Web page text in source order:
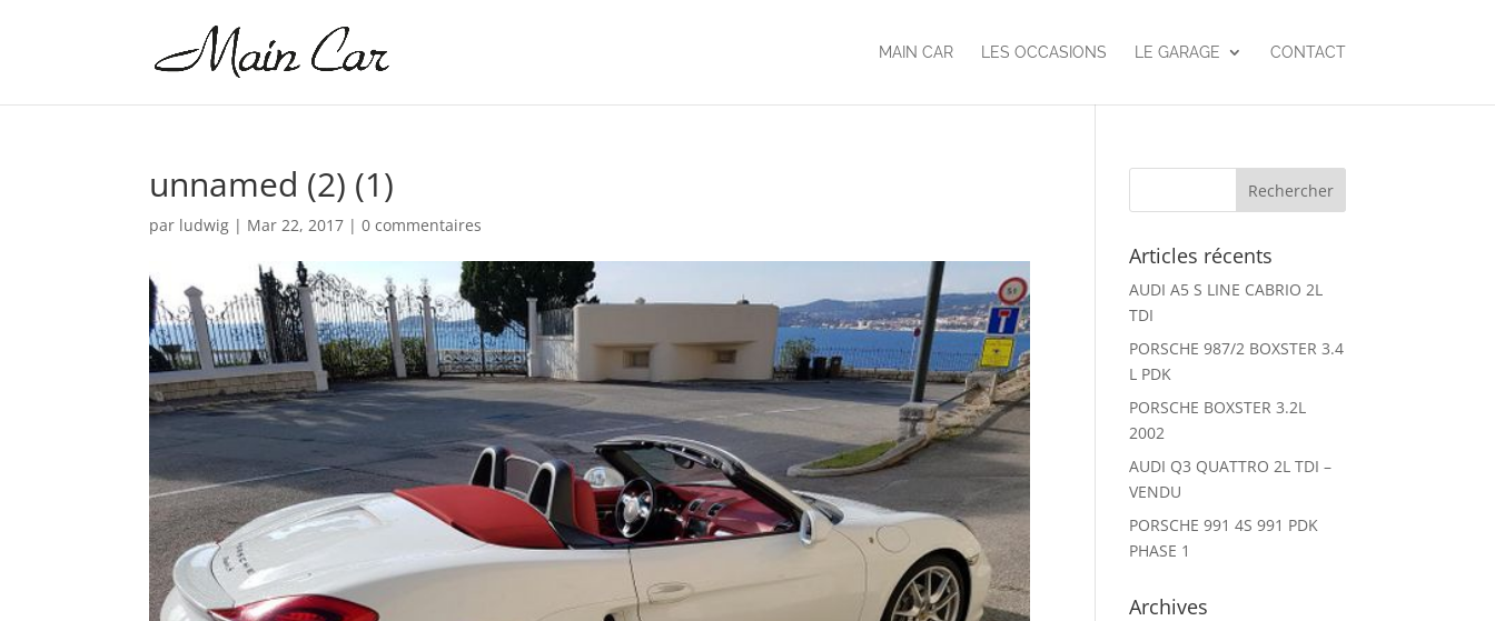
MAIN CAR LES OCCASIONS LE GARAGE CONTACT
unnamed (2) (1)
par ludwig | Mar 22, 2017 |0 commentaires
Articles récents
AUDI A5 S LINE CABRIO 2L
TDI
PORSCHE 987/2 BOXSTER 3.4
L PDK
PORSCHE BOXSTER 3.2L
2002
AUDI Q3 QUATTRO 2L TDI –
VENDU
PORSCHE 991 4S 991 PDK
PHASE 1
Archives